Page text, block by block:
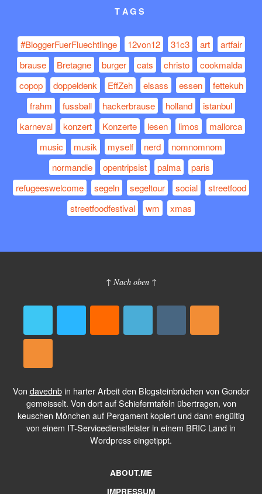
TAGS
#BloggerFuerFluechtlinge 12von12 31c3 art
artfair
brause
Bretagne burger cats christo
cookmalda
copop
doppeldenk EffZeh elsass essen
fettekuh
frahm
fussball hackerbrause holland
istanbul
karneval
konzert Konzerte lesen limos
mallorca
music
musik myself nerd
nomnomnom
normandie
opentripsist palma
paris
refugeeswelcome
segeln segeltour social
streetfood
streetfoodfestival
wm xmas
↑ Nach oben ↑
Von davednbin harter Arbeit den Blogsteinbrüchen von Gondor
gemeisselt. Von dort auf Schieferntafeln übertragen, von
keuschen Mönchen auf Pergament kopiert und dann engültig
von einem IT-Servicedienstleister in einem BRIC Land in
Wordpress eingetippt.
ABOUT.ME
IMPRESSUM